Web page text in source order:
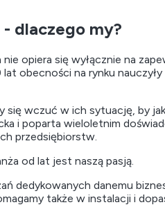
dlaczego my?
opiera się wyłącznie na
obecności na rynku
się wczuć w ich sytuację, by
i poparta wieloletnim
przedsiębiorstw.
od lat jest naszą pasją.
dedykowanych danemu
także w instalacji i